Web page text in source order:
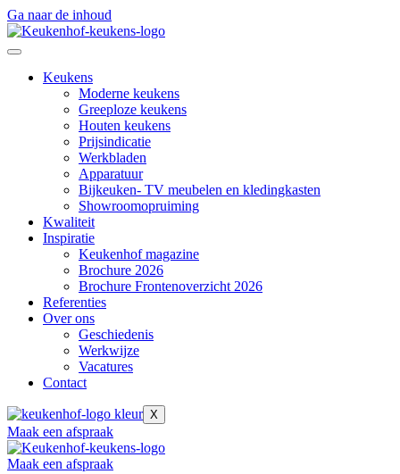
Ga naar de inhoud
Keukens
Moderne keukens
Greeploze keukens
Houten keukens
Prijsindicatie
Werkbladen
Apparatuur
Bijkeuken- TV meubelen en kledingkasten
Showroomopruiming
Kwaliteit
Inspiratie
Keukenhof magazine
Brochure 2026
Brochure Frontenoverzicht 2026
Referenties
Over ons
Geschiedenis
Werkwijze
Vacatures
Contact
X
Maak een afspraak
Maak een afspraak